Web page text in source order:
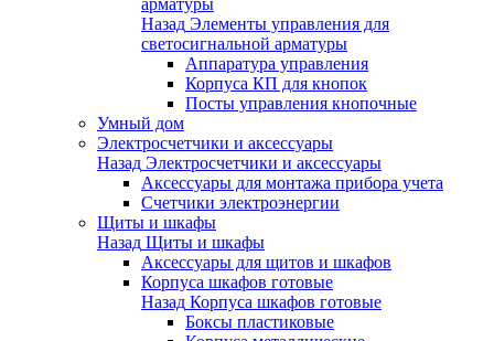
арматуры
Назад Элементы управления для
светосигнальной арматуры
Аппаратура управления
Корпуса КП для кнопок
Посты управления кнопочные
Умный дом
Электросчетчики и аксессуары
Назад Электросчетчики и аксессуары
Аксессуары для монтажа прибора учета
Счетчики электроэнергии
Щиты и шкафы
Назад Щиты и шкафы
Аксессуары для щитов и шкафов
Корпуса шкафов готовые
Назад Корпуса шкафов готовые
Боксы пластиковые